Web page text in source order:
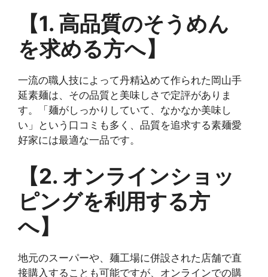
【1. 高品質のそうめん
を求める方へ】
一流の職人技によって丹精込めて作られた岡山手
延素麺は、その品質と美味しさで定評がありま
す。「麺がしっかりしていて、なかなか美味し
い」という口コミも多く、品質を追求する素麺愛
好家には最適な一品です。
【2. オンラインショッ
ピングを利用する方
へ】
地元のスーパーや、麺工場に併設された店舗で直
接購入することも可能ですが、オンラインでの購